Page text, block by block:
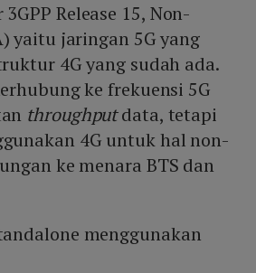
Release 15, Non-
yaitu jaringan 5G yang
4G yang sudah ada.
ke frekuensi 5G
throughputdata, tetapi
4G untuk hal non-
ke menara BTS dan
menggunakan